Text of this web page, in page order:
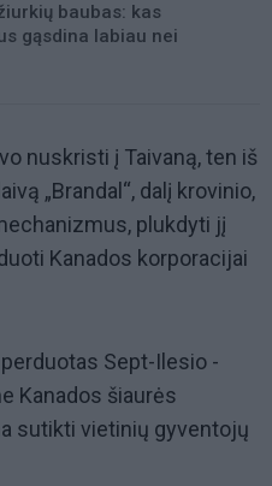
baubas: kas
gąsdina labiau nei
nuskristi į Taivaną, ten iš
„Brandal“, dalį krovinio,
plukdyti jį
Kanados korporacijai
Sept-Ilesio -
Kanados šiaurės
sutikti vietinių gyventojų